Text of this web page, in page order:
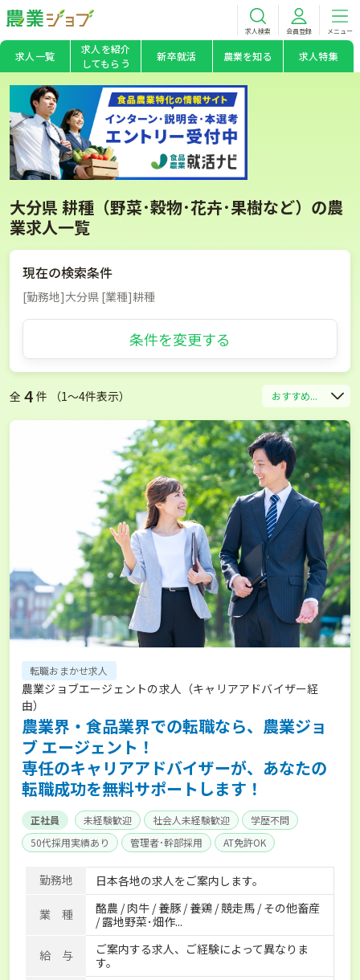
求人検索 会員登録 メニュー
求人一覧
求人を紹介
してもらう
新卒就活 農業を知る 求人特集
大分県 耕種（野菜･穀物･花卉･果樹など）の農
業求人一覧
現在の検索条件
[勤務地]大分県 [業種]耕種
条件を変更する
全 4 件 （1〜4件表示） おすすめ...
転職おまかせ求人
農業ジョブエージェントの求人（キャリアアドバイザー経
由）
農業界・食品業界での転職なら、農業ジョ
ブ エージェント！
専任のキャリアアドバイザーが、あなたの
転職成功を無料サポートします！
正社員 未経験歓迎 社会人未経験歓迎
学歴不問
50代採用実績あり
管理者･幹部採用
AT免許OK
家賃補助制度あり
食事補助あり
残業月20時間以内
賞与実績あり
年間休日100日以上
経験者優遇
独立支援可能
社会保険完備 単身寮あり
世帯寮あり
寮･社宅相談可
勤務地 日本各地の求人をご案内します。
業 種
酪農 / 肉牛 / 養豚 / 養鶏 / 競走馬 / その他畜産
/ 露地野菜･畑作...
給 与
ご案内する求人、ご経験によって異なりま
す。